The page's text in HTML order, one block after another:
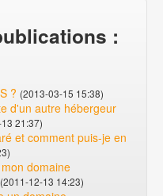
:
? (2013-03-15 15:38)
d'un autre hébergeur
21:37)
et comment puis-je en
domaine
(2011-12-13 14:23)